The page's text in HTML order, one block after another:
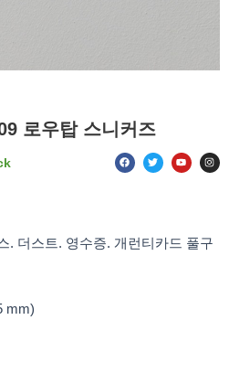
로우탑 스니커즈
F
a
c
T
w
i
Y
o
u
I
n
s
m
. 더스트. 영수증. 개런티카드 풀구
mm)